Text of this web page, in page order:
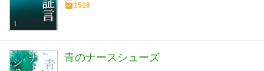
1518
青のナースシューズ